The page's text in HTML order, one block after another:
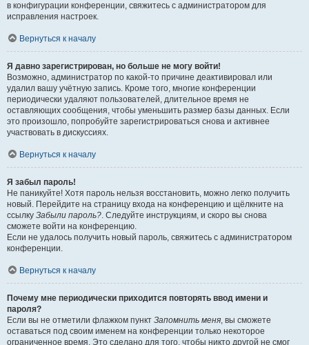
в конфигурации конференции, свяжитесь с администратором для
исправления настроек.
Вернуться к началу
Я давно зарегистрирован, но больше не могу войти!
Возможно, администратор по какой-то причине деактивировал или
удалил вашу учётную запись. Кроме того, многие конференции
периодически удаляют пользователей, длительное время не
оставляющих сообщения, чтобы уменьшить размер базы данных. Если
это произошло, попробуйте зарегистрироваться снова и активнее
участвовать в дискуссиях.
Вернуться к началу
Я забыл пароль!
Не паникуйте! Хотя пароль нельзя восстановить, можно легко получить
новый. Перейдите на страницу входа на конференцию и щёлкните на
ссылку Забыли пароль?. Следуйте инструкциям, и скоро вы снова
сможете войти на конференцию.
Если не удалось получить новый пароль, свяжитесь с администратором
конференции.
Вернуться к началу
Почему мне периодически приходится повторять ввод имени и
пароля?
Если вы не отметили флажком пункт Запомнить меня, вы сможете
оставаться под своим именем на конференции только некоторое
ограниченное время. Это сделано для того, чтобы никто другой не смог